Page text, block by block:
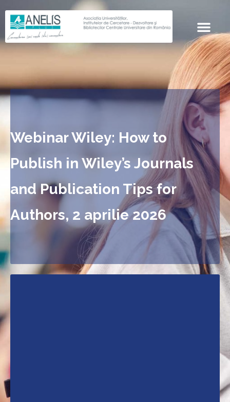
Webinar Wiley: How to
Publish in Wiley’s Journals
and Publication Tips for
Authors, 2 aprilie 2026